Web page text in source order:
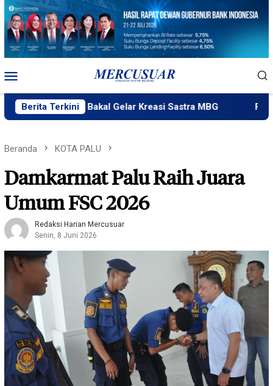
Loncat
konten
Mobile
Berita Terkini
Ngataku Bakal Gelar Kreasi Sastra MBG Fatek Untad
Beranda KOTA PALU
Damkarmat Palu Raih Juara
Umum FSC 2026
Redaksi Harian Mercusuar
Senin, 8 Juni 2026